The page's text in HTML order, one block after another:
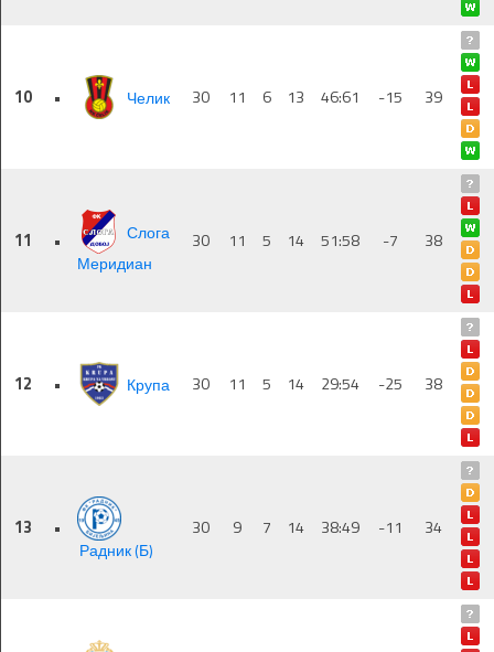
10 • Челик 30 11 6 13 46:61 -15 39
11 •
Слога
Меридиан
30 11 5 14 51:58 -7 38
12 • Крупа 30 11 5 14 29:54 -25 38
13
•
Радник (Б)
30 9 7 14 38:49 -11 34